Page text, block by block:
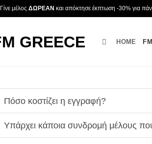
Γίνε μέλος ΔΩΡΕΑΝ και απόκτησε έκπτωση -30% για
HOME
Πόσο κοστίζει η εγγραφή?
Υπάρχει κάποια συνδρομή μέλους